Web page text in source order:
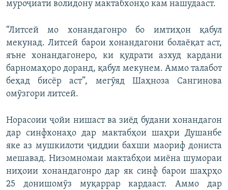
муроҷиати волидону мактабхонҳо кам нашудааст.
“Литсей мо хонандагонро бо имтиҳон қабул
мекунад. Литсей барои хонандагони болаёқат аст,
яъне хонандагонеро, ки қудрати азхуд кардани
барномаҳоро доранд, қабул мекунем. Аммо талабот
беҳад бисёр аст”, мегӯяд Шаҳноза Сангинова
омӯзгори литсей.
Норасоии ҷойи нишаст ва зиёд будани хонандагон
дар синфхонаҳо дар мактабҳои шаҳри Душанбе
яке аз мушкилоти ҷиддии бахши маориф дониста
мешавад. Низомномаи мактабҳои миёна шумораи
ниҳоии хонандагонро дар як синф барои шаҳрҳо
25 донишомӯз муқаррар кардааст. Аммо дар